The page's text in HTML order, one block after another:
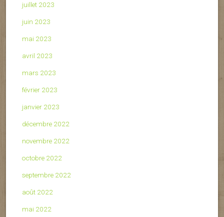
juillet 2023
juin 2023
mai 2023
avril 2023
mars 2023
février 2023
janvier 2023
décembre 2022
novembre 2022
octobre 2022
septembre 2022
août 2022
mai 2022